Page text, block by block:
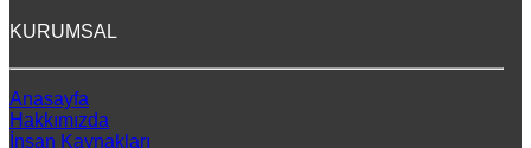
KURUMSAL
Anasayfa
Hakkımızda
İnsan Kaynakları